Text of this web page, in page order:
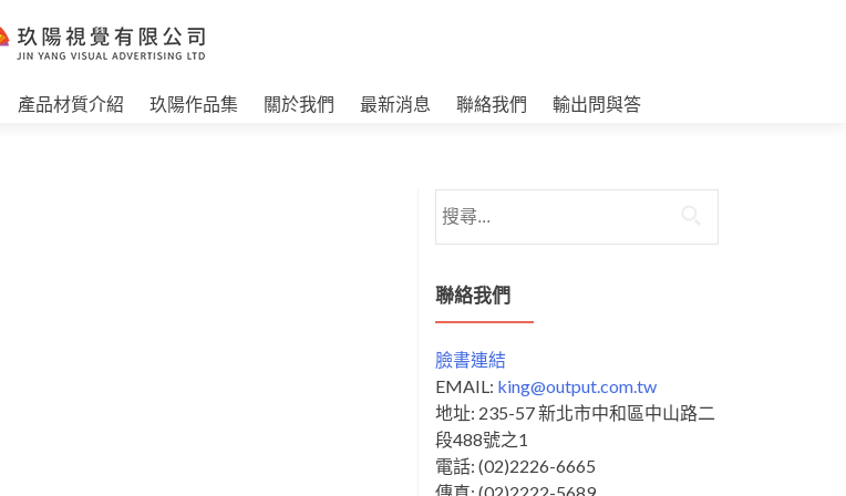
產品材質介紹 玖陽作品集 關於我們 最新消息 聯絡我們 輸出問與答
尋
鍵
字:
聯絡我們
臉書連結
EMAIL: king@output.com.tw
地址: 235-57 新北市中和區中山路二
段488號之1
電話: (02)2226-6665